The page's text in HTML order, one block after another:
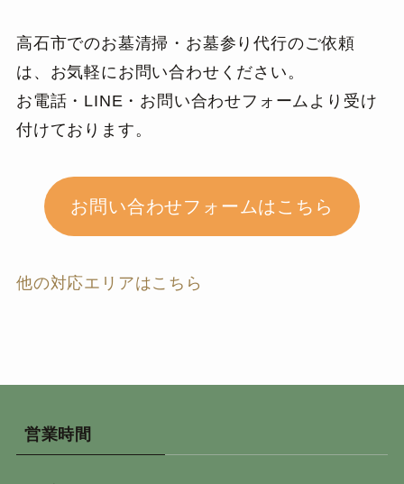
高石市でのお墓清掃・お墓参り代行のご依頼
は、お気軽にお問い合わせください。
お電話・LINE・お問い合わせフォームより受け
付けております。
お問い合わせフォームはこちら
他の対応エリアはこちら
営業時間